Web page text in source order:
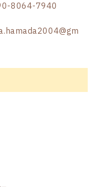
8064-7940